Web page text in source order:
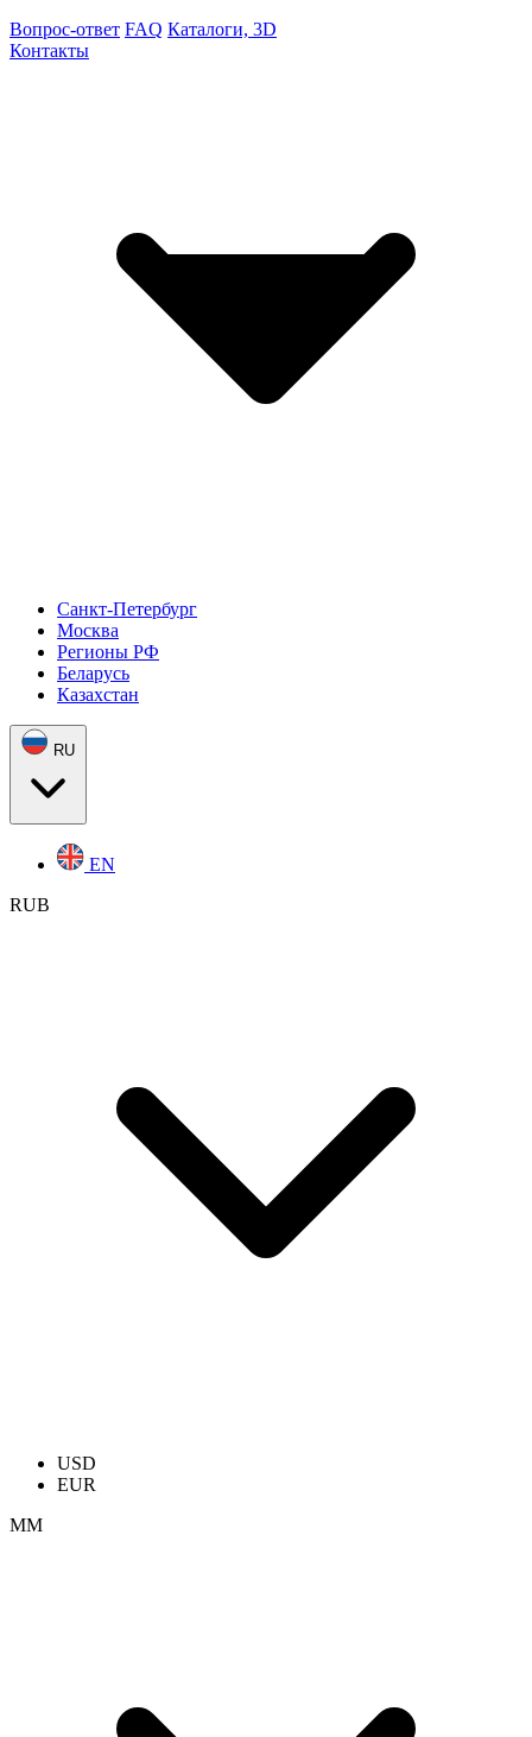
Вопрос-ответ FAQ Каталоги, 3D
Контакты
Санкт-Петербург
Москва
Регионы РФ
Беларусь
Казахстан
RU
EN
RUB
USD
EUR
ММ